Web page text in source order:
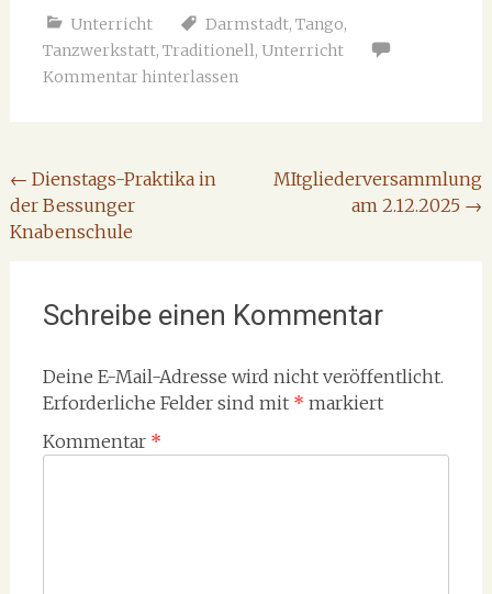
Unterricht Darmstadt, Tango,
Tanzwerkstatt, Traditionell, Unterricht
Kommentar hinterlassen
Beitragsnavigation
← Dienstags-Praktika in
der Bessunger
Knabenschule
MItgliederversammlung
am 2.12.2025 →
Schreibe einen Kommentar
Deine E-Mail-Adresse wird nicht veröffentlicht.
Erforderliche Felder sind mit * markiert
Kommentar *